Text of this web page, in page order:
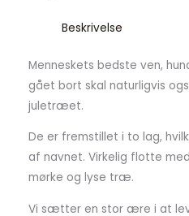
Beskrivelse
Menneskets bedste ven,
gået bort skal naturligvis
juletræet.
De er fremstillet i to lag,
af navnet. Virkelig flotte
mørke og lyse træ.
Vi sætter en stor ære i at